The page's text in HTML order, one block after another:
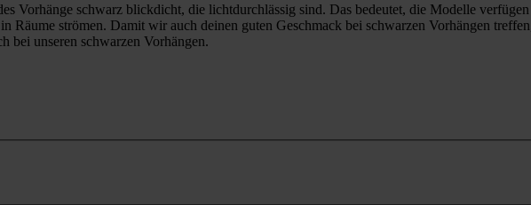
Vorhänge schwarz blickdicht, die lichtdurchlässig sind. Das bedeutet, die Modelle
Räume strömen. Damit wir auch deinen guten Geschmack bei schwarzen Vorhängen
bei unseren schwarzen Vorhängen.